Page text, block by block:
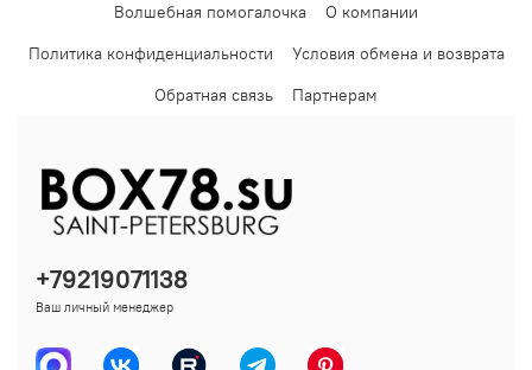
Волшебная помогалочка
О компании
Политика конфиденциальности
Условия обмена и возврата
Обратная связь
Партнерам
+79219071138
Ваш личный менеджер